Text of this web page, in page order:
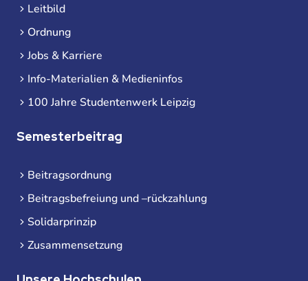
Leitbild
Ordnung
Jobs & Karriere
Info-Materialien & Medieninfos
100 Jahre Studentenwerk Leipzig
Semesterbeitrag
Beitragsordnung
Beitragsbefreiung und –rückzahlung
Solidarprinzip
Zusammensetzung